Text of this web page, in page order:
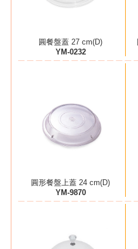
圓餐盤蓋 27 cm(D)
YM-0232
圓形餐盤上蓋 24 cm(D)
YM-9870